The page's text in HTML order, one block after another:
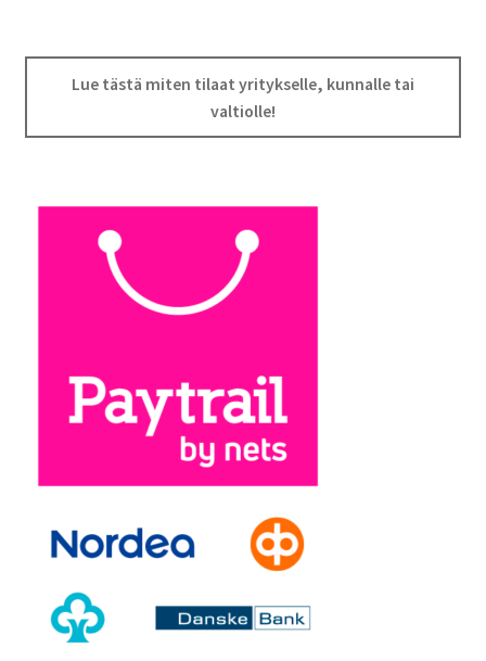
Lue tästä miten tilaat yritykselle, kunnalle tai
valtiolle!